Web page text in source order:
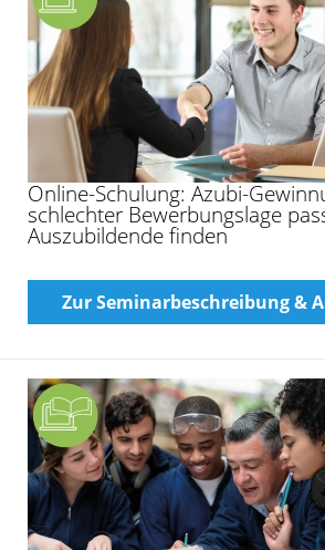
Online-Schulung: Azubi-
schlechter Bewerbungslage
Auszubildende finden
Zur Seminarbeschreibung &